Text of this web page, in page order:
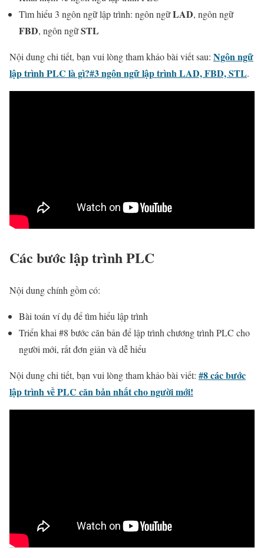
Tìm hiểu 3 ngôn ngữ lập trình: ngôn ngữLAD, ngôn ngữ
FBD, ngôn ngữSTL
Nội dung chi tiết, bạn vui lòng tham khảo bài viết sau: Ngôn ngữ
lập trình PLC là gì?#3 ngôn ngữ lập trình LAD, FBD, STL.
Các bước lập trình PLC
Nội dung chính gồm có:
Bài toán ví dụ để tìm hiểu lập trình
Triển khai #8 bước căn bản để lập trình chương trình PLC cho
người mới, rất đơn giản và dễ hiểu
Nội dung chi tiết, bạn vui lòng tham khảo bài viết: #8 các bước
lập trình về PLC căn bản nhất cho người mới!